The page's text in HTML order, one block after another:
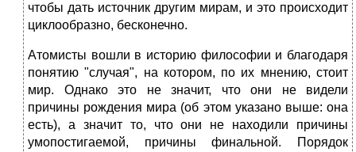
чтобы дать источник другим мирам, и это происходит
циклообразно, бесконечно.
Атомисты вошли в историю философии и благодаря
понятию "случая", на котором, по их мнению, стоит
мир. Однако это не значит, что они не видели
причины рождения мира (об этом указано выше: она
есть), а значит то, что они не находили причины
умопостигаемой, причины финальной. Порядок